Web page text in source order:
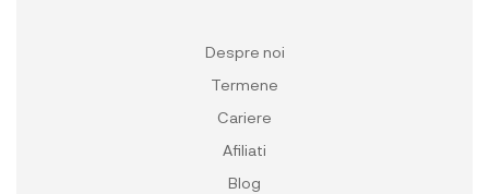
Despre noi
Termene
Cariere
Afiliati
Blog